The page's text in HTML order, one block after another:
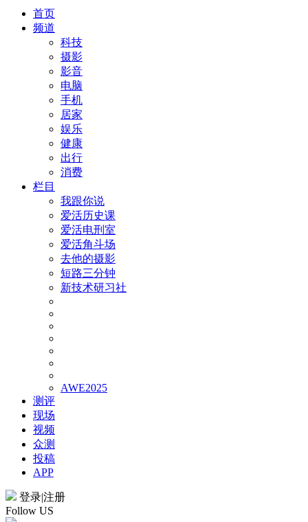
首页
频道
科技
摄影
影音
电脑
手机
居家
娱乐
健康
出行
消费
栏目
我跟你说
爱活历史课
爱活电刑室
爱活角斗场
去他的摄影
短路三分钟
新技术研习社
AWE2025
测评
现场
视频
众测
投稿
APP
登录|注册
Follow US